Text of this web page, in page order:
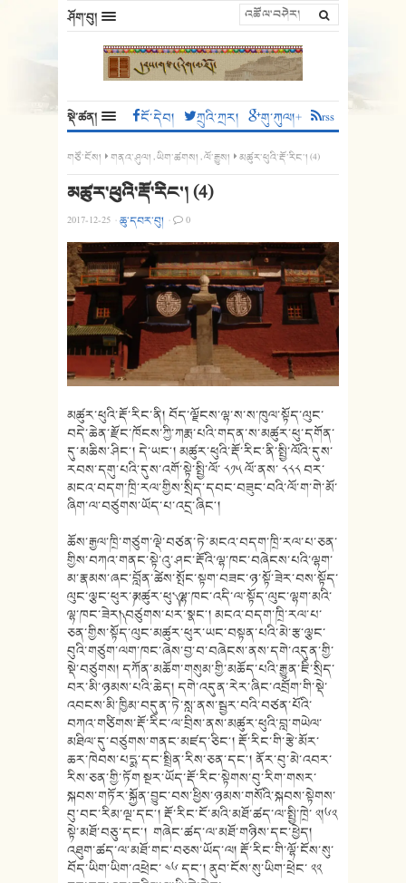
ཤོག་བུ།
སྡེ་ཚན། ངོ་དེབ། ཀྲུའི་ཀྲར། གུ་ཀུལ།+ rss
གཙོ་ངོས། གནའ་ཤུལ།,ཡིག་ཚགས།,ལོ་རྒྱུས། མཚུར་ཕུའི་རྡོ་རིང༌། (4)
མཚུར་ཕུའི་རྡོ་རིང༌། (4)
2017-12-25 ·ཆུ་དབར་བུ། · 0
མཚུར་ཕུའི་རྡོ་རིང་ནི། བོད་ལྗོངས་ལྷ་ས་ས་ཁུལ་སྟོད་ལུང་
བདེ་ཆེན་རྫོང་ཁོངས་ཀྱི་ཀརྨ་པའི་གདན་ས་མཚུར་ཕུ་དགོན་
དུ་མཆིས་ཤིང༌། དེ་ཡང༌། མཚུར་ཕུའི་རྡོ་རིང་ནི་སྤྱི་ལོའི་དུས་
རབས་དགུ་པའི་དུས་འགོ་སྟེ་སྤྱི་ལོ་ ༨༡༥ ལོ་ནས་ ༨༨༨ བར་
མངའ་བདག་ཁྲི་རལ་གྱིས་སྲིད་དབང་བཟུང་བའི་ལོ་ག་གེ་མོ་
ཞིག་ལ་བཙུགས་ཡོད་པ་འདྲ་ཞིང༌།
ཆོས་རྒྱལ་ཁྲི་གཙུག་ལྡེ་བཙན་ཏེ་མངའ་བདག་ཁྲི་རལ་པ་ཅན་
གྱིས་བཀའ་གནང་སྟེ་འུ་ཤང་རྡོའི་ལྷ་ཁང་བཞེངས་པའི་ལྷག་
མ་རྣམས་ཞང་བློན་ཚེས་སྤོང་སྟག་བཟང་ཉ་སྟོ་ཟེར་བས་སྟོད་
ལུང་ལྕང་ཕུར་༼མཚུར་ཕུ་༽ ༼ལྷ་ཁང་འདི་ལ་སྟོད་ལུང་ལྷག་མའི་
ལྷ་ཁང་ཟེར།༽ བཙུགས་པར་སྣང༌། མངའ་བདག་ཁྲི་རལ་པ་
ཅན་གྱིས་སྟོད་ལུང་མཚུར་ཕུར་ཡང་བསྟན་པའི་མེ་རྩ་ལྕང་
བུའི་གཙུག་ལག་ཁང་ཞེས་བྱ་བ་བཞེངས་ནས་དགེ་འདུན་གྱི་
སྡེ་བཙུགས། དཀོན་མཆོག་གསུམ་གྱི་མཆོད་པའི་རྒྱུན་ཇི་སྲིད་
བར་མི་ཉམས་པའི་ཆེད། དགེ་འདུན་རེར་ཞིང་འབྲོག་གི་སྡེ་
འབངས་མི་ཁྱིམ་བདུན་ཏེ་སླ་ནས་སྦྱར་བའི་བཙན་པོའི་
བཀའ་གཙིགས་རྡོ་རིང་ལ་བྲིས་ནས་མཚུར་ཕུའི་བླ་གཡེལ་
མཐིལ་དུ་བཙུགས་གནང་མཛད་ཅིང༌། རྡོ་རིང་གི་རྩེ་མོར་
ཆར་ཁེབས་པདྨ་དང་སྤྲིན་རིས་ཅན་དང༌། ནོར་བུ་མེ་འབར་
རིས་ཅན་གྱི་ཏོག སྔར་ཡོད་རྡོ་རིང་སྟེགས་བུ་རིག་གསར་
སྐབས་གཏོར་སྐྱོན་བྱུང་བས་ཕྱིས་ཉམས་གསོའི་སྐབས་སྟེགས་
བུ་བང་རིམ་ལྔ་དང༌། རྡོ་རིང་ངོ་མའི་མཐོ་ཚད་ལ་སྤྱི་ཁྲེ་ ༢།༦༢
སྟེ་མཐོ་བཅུ་དང༌། གཞེང་ཚད་ལ་མཐོ་གཉིས་དང་ཕྱེད།
འཐུག་ཚད་ལ་མཐོ་གང་བཅས་ཡོད་ལ། རྡོ་རིང་གི་ལྷོ་ངོས་སུ་
བོད་ཡིག་ཡིག་འཕྲེང་ ༤༦ དང༌། ནུབ་ངོས་སུ་ཡིག་ཕྲེང་ ༢༢